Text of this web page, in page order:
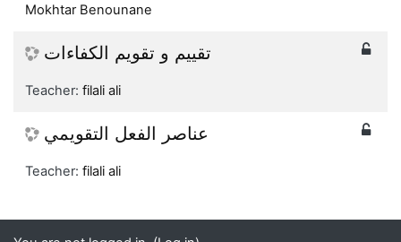
Mokhtar Benounane
تقييم و تقويم الكفاءات
Teacher: filali ali
عناصر الفعل التقويمي
Teacher: filali ali